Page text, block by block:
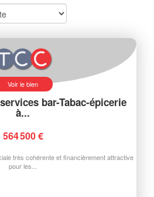
Voir le bien
bar-Tabac-épicerie
à...
564 500 €
très cohérente et financièrement attractive
pour les...